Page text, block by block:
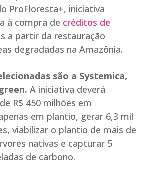
ProFloresta+, iniciativa
à compra de créditos de
a partir da restauração
degradadas na Amazônia.
são a Systemica,
A iniciativa deverá
R$ 450 milhões em
em plantio, gerar 6,3 mil
viabilizar o plantio de mais de
nativas e capturar 5
de carbono.